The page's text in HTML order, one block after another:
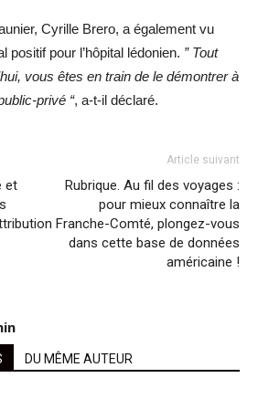
Cyrille Brero, a également vu
positif pour l’hôpital lédonien. ” Tout
vous êtes en train de le démontrer à
privé “, a-t-il déclaré.
et
Article suivant
Rubrique. Au fil des voyages :
pour mieux connaître la
Franche-Comté, plongez-vous
dans cette base de données
américaine !
DU MÊME AUTEUR